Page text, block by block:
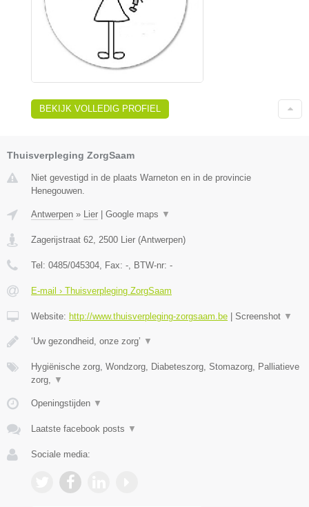
BEKIJK VOLLEDIG PROFIEL
Thuisverpleging ZorgSaam
Niet gevestigd in de plaats Warneton en in de provincie
Henegouwen.
Antwerpen » Lier Google maps ▼
Zagerijstraat 62, 2500 Lier (Antwerpen)
Tel: 0485/045304, Fax: -, BTW-nr: -
E-mail › Thuisverpleging ZorgSaam
Website: http://www.thuisverpleging-zorgsaam.be Screenshot ▼
‘Uw gezondheid, onze zorg’ ▼
Hygiënische zorg, Wondzorg, Diabeteszorg, Stomazorg, Palliatieve
zorg, ▼
Openingstijden ▼
Laatste facebook posts ▼
Sociale media: